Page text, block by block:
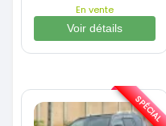
En vente
Voir détails
SPÉCIAL